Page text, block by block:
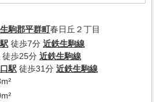
生駒郡平群町春日丘２丁目
徒歩7分 近鉄生駒線
徒歩25分 近鉄生駒線
駅 徒歩31分 近鉄生駒線